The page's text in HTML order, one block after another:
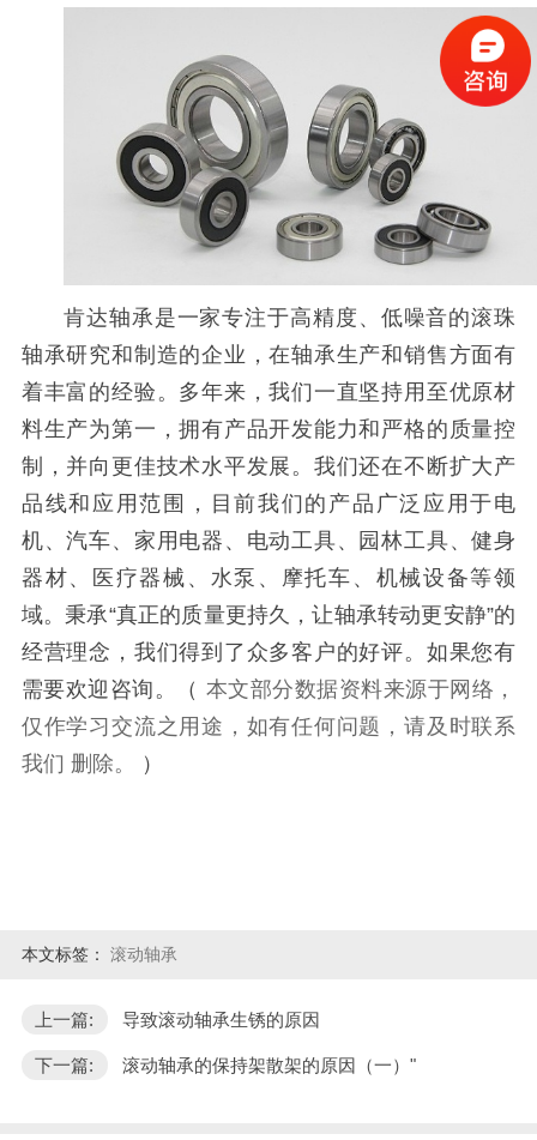
肯达轴承是一家专注于高精度、低噪音的滚珠
轴承研究和制造的企业，在轴承生产和销售方面有
着丰富的经验。 多年来，我们一直坚持用至优原材
料生产为第一，拥有产品开发能力和严格的质量控
制，并向更佳技术水平发展。我们还在不断扩大产
品线和应用范围，目前我们的产品广泛应用于电
机、汽车、家用电器、电动工具、园林工具、健身
器材、医疗器械、水泵、摩托车、机械设备等领
域。秉承“真正的质量更持久，让轴承转动更安静”的
经营理念，我们得到了众多客户的好评。如果您有
需要欢迎咨询。
（ 本文部分数据资料来源于网络，
仅作学习交流之用途，如有任何问题，请及时联系
我们 删除。 ）
本文标签： 滚动轴承
上一篇: 导致滚动轴承生锈的原因
下一篇: 滚动轴承的保持架散架的原因（一）"